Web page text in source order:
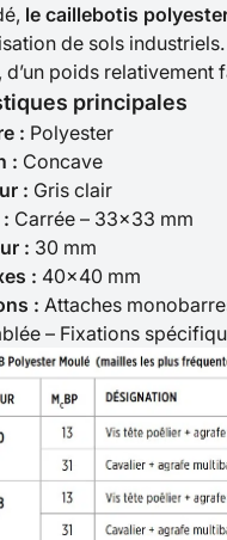
le caillebotis
de sols
poids
principales
: Polyester
: Concave
: Gris clair
Carrée – 33×33 mm
: 30 mm
: 40×40 mm
: Attaches
– Fixations